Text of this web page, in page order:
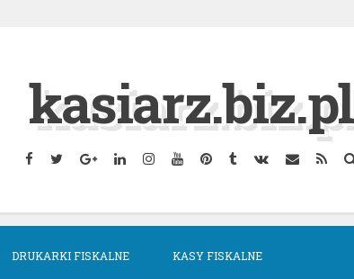
kasiarz.biz.pl
Facebook
TwitterGoogleLinkedinInstagram
YouTubePinterest
TumblrVK EmailRSS
DRUKARKI FISKALNE KASY FISKALNE